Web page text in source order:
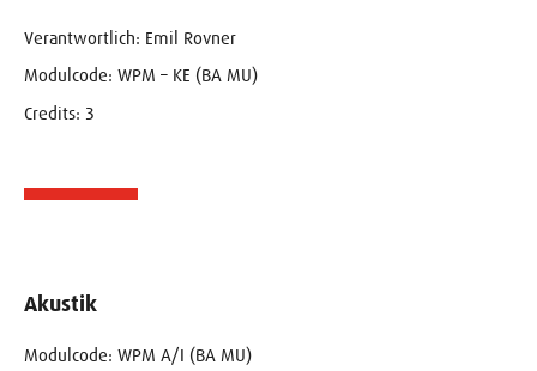
Verantwortlich: Emil Rovner
Modulcode: WPM – KE (BA MU)
Credits: 3
Akustik
Modulcode: WPM A/I (BA MU)